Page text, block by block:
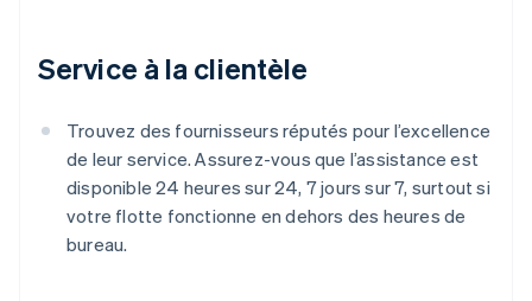
Service à la clientèle
Trouvez des fournisseurs réputés pour l’excellence
de leur service. Assurez-vous que l’assistance est
disponible 24 heures sur 24, 7 jours sur 7, surtout si
votre flotte fonctionne en dehors des heures de
bureau.